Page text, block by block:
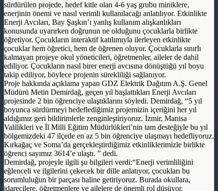
sürdürülen projede, hedef kitle olan 4-6 yaş grubu miniklere,
enerjinin önemi ve nasıl verimli kullanılacağı anlatılıyor. Etkinlikte
Enerji Avcıları, Bay Şaşkın’ı yanlış kullanım alışkanlıkları
konusunda uyarırken doğrunun ne olduğunu çocuklarla birlikte
öğretiyor. Çocukların interaktif katılımıyla ilerleyen etkinlikte
çocuklar hem öğretici, hem de öğrenen oluyor. Çocuklarla sınırlı
kalmayan projeye okul yöneticileri, öğretmenler, aileler de dahil
ediliyor. Çocukların nasıl birer enerji avcısına dönüştüğü yıl boyu
takip ediliyor, böylece projenin sürekliliği sağlanıyor.
Proje hakkında açıklama yapan GDZ Elektrik Dağıtım A.Ş. Genel
Müdürü Metin Demirdağ, geçen yıl başlattıkları Enerji Avcıları
projesinde 2 bin öğrenciye ulaştıklarını söyledi. Demirdağ, “5 yıl
boyunca sürdürmeyi hedeflediğimiz projemizin içeriğini her yıl
aldığımız geri bildirimlerle zenginleştiriyoruz. İzmir, Manisa
Valilikleri ve İl Milli Eğitim Müdürlükleri’nin tam desteğiyle bu yıl
bölgemizdeki 47 ilçede en az 5 bin öğrenciye ulaşmayı hedefliyoruz.
Kırkağaç ve Soma’da gerçekleştirdiğimiz etkinliklerimizle birlikte
öğrenci sayımız 3614’e ulaştı. ” dedi.
Demirdağ, projeyle ilgili şu bilgileri verdi:“Enerji verimliliğini
eğlenceli ve ilgilerini çekecek bir dille anlatıyor, çocukları bu
sorumluluğun bir parçası haline getiriyoruz. Burada okullara,
idarecilere, öğretmenlere ve ailelere de önemli rol düşüyor.